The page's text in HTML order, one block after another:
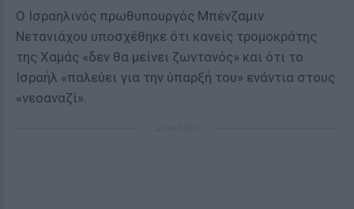
Ο Ισραηλινός πρωθυπουργός Μπένζαμιν
Νετανιάχου υποσχέθηκε ότι κανείς τρομοκράτης
της Χαμάς «δεν θα μείνει ζωντανός» και ότι το
Ισραήλ «παλεύει για την ύπαρξή του» ενάντια στους
«νεοαναζί».